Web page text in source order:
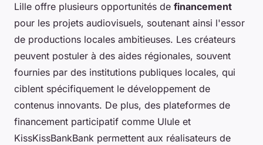
Lille offre plusieurs opportunités de financement
pour les projets audiovisuels, soutenant ainsi l'essor
de productions locales ambitieuses. Les créateurs
peuvent postuler à des aides régionales, souvent
fournies par des institutions publiques locales, qui
ciblent spécifiquement le développement de
contenus innovants. De plus, des plateformes de
financement participatif comme Ulule et
KissKissBankBank permettent aux réalisateurs de